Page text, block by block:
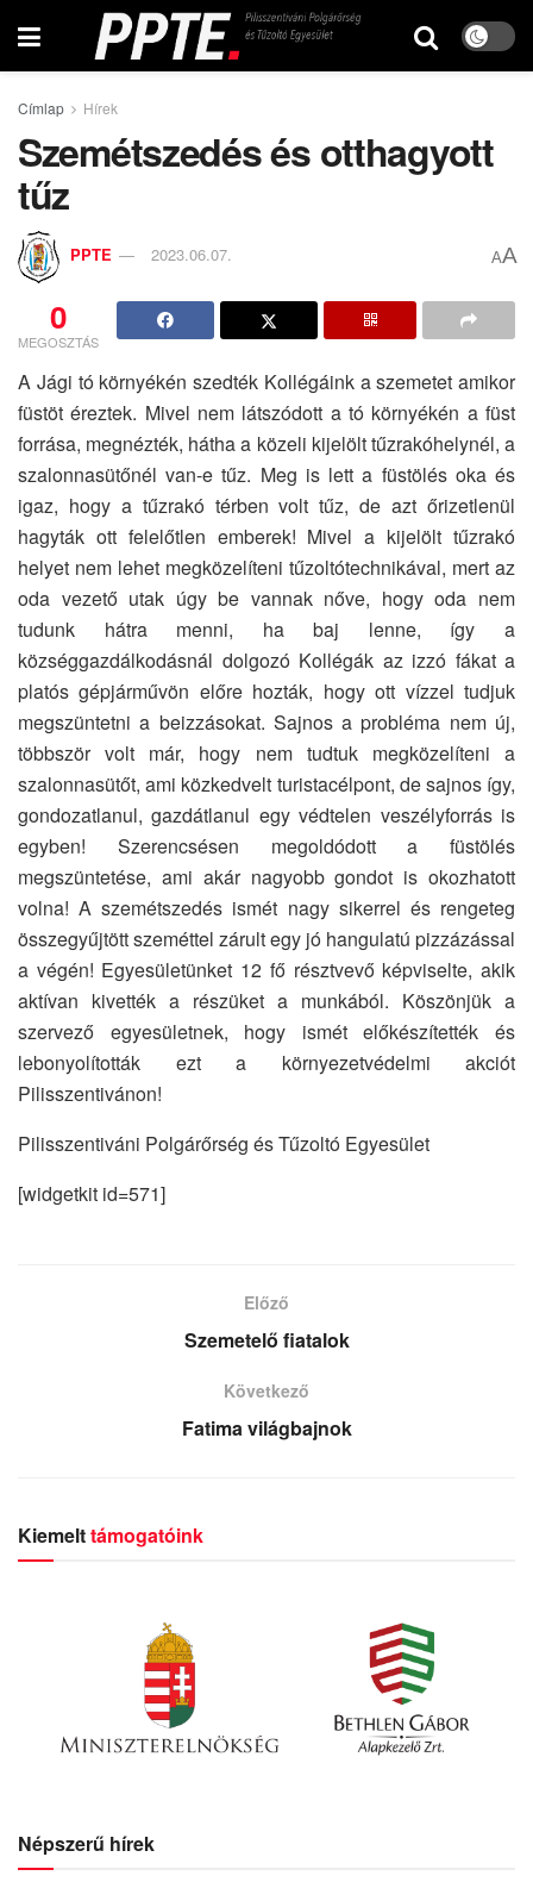
Címlap Hírek
Szemétszedés és otthagyott
tűz
PPTE 2023.06.07. AA
0
MEGOSZTÁS
A Jági tó környékén szedték Kollégáink a szemetet amikor
füstöt éreztek. Mivel nem látszódott a tó környékén a füst
forrása, megnézték, hátha a közeli kijelölt tűzrakóhelynél, a
szalonnasütőnél van-e tűz. Meg is lett a füstölés oka és
igaz, hogy a tűzrakó térben volt tűz, de azt őrizetlenül
hagyták ott felelőtlen emberek! Mivel a kijelölt tűzrakó
helyet nem lehet megközelíteni tűzoltótechnikával, mert az
oda vezető utak úgy be vannak nőve, hogy oda nem
tudunk hátra menni, ha baj lenne, így a
községgazdálkodásnál dolgozó Kollégák az izzó fákat a
platós gépjárművön előre hozták, hogy ott vízzel tudjuk
megszüntetni a beizzásokat. Sajnos a probléma nem új,
többször volt már, hogy nem tudtuk megközelíteni a
szalonnasütőt, ami közkedvelt turistacélpont, de sajnos így,
gondozatlanul, gazdátlanul egy védtelen veszélyforrás is
egyben! Szerencsésen megoldódott a füstölés
megszüntetése, ami akár nagyobb gondot is okozhatott
volna! A szemétszedés ismét nagy sikerrel és rengeteg
összegyűjtött szeméttel zárult egy jó hangulatú pizzázással
a végén! Egyesületünket 12 fő résztvevő képviselte, akik
aktívan kivették a részüket a munkából. Köszönjük a
szervező egyesületnek, hogy ismét előkészítették és
lebonyolították ezt a környezetvédelmi akciót
Pilisszentivánon!
Pilisszentiváni Polgárőrség és Tűzoltó Egyesület
[widgetkit id=571]
Előző
Szemetelő fiatalok
Következő
Fatima világbajnok
Kiemelttámogatóink
Népszerű hírek